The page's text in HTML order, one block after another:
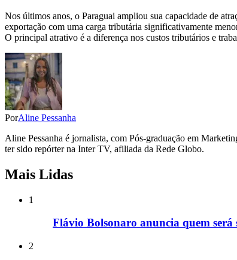
Nos últimos anos, o Paraguai ampliou sua capacidade de
exportação com uma carga tributária significativamente
O principal atrativo é a diferença nos custos tributários e
PorAline Pessanha
Aline Pessanha é jornalista, com Pós-graduação em
ter sido repórter na Inter TV, afiliada da Rede Globo.
Mais Lidas
1
Flávio Bolsonaro anuncia quem será
2